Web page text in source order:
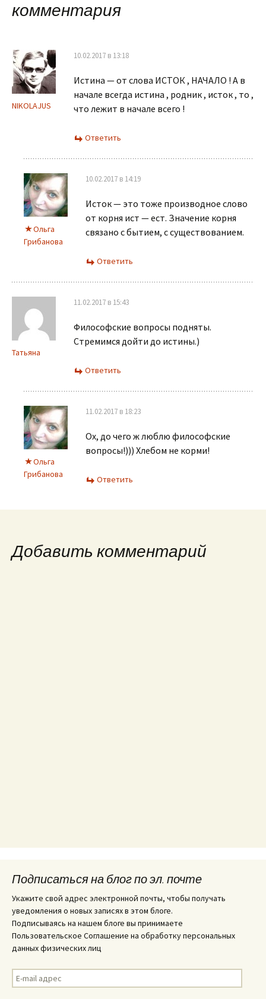
комментария
NIKOLAJUS
10.02.2017 в 13:18
Истина — от слова ИСТОК , НАЧАЛО ! А в
начале всегда истина , родник , исток , то ,
что лежит в начале всего !
Ответить
Ольга
Грибанова
10.02.2017 в 14:19
Исток — это тоже производное слово
от корня ист — ест. Значение корня
связано с бытием, с существованием.
Ответить
Татьяна
11.02.2017 в 15:43
Философские вопросы подняты.
Стремимся дойти до истины.)
Ответить
Ольга
Грибанова
11.02.2017 в 18:23
Ох, до чего ж люблю философские
вопросы!))) Хлебом не корми!
Ответить
Добавить комментарий
Подписаться на блог по эл. почте
Укажите свой адрес электронной почты, чтобы получать
уведомления о новых записях в этом блоге.
Подписываясь на нашем блоге вы принимаете
Пользовательское Соглашение на обработку персональных
данных физических лиц
E-
mail